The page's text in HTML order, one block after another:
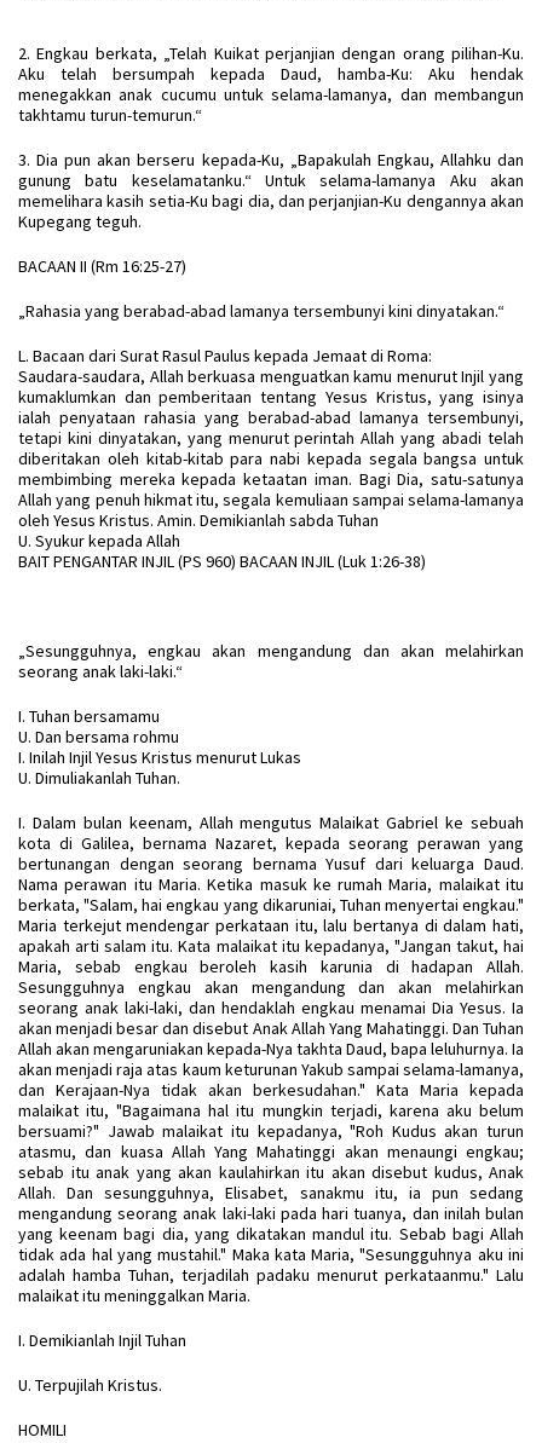
2. Engkau berkata, „Telah Kuikat perjanjian dengan orang pilihan-Ku.
Aku telah bersumpah kepada Daud, hamba-Ku: Aku hendak
menegakkan anak cucumu untuk selama-lamanya, dan membangun
takhtamu turun-temurun.“
3. Dia pun akan berseru kepada-Ku, „Bapakulah Engkau, Allahku dan
gunung batu keselamatanku.“ Untuk selama-lamanya Aku akan
memelihara kasih setia-Ku bagi dia, dan perjanjian-Ku dengannya akan
Kupegang teguh.
BACAAN II (Rm 16:25-27)
„Rahasia yang berabad-abad lamanya tersembunyi kini dinyatakan.“
L. Bacaan dari Surat Rasul Paulus kepada Jemaat di Roma:
Saudara-saudara, Allah berkuasa menguatkan kamu menurut Injil yang
kumaklumkan dan pemberitaan tentang Yesus Kristus, yang isinya
ialah penyataan rahasia yang berabad-abad lamanya tersembunyi,
tetapi kini dinyatakan, yang menurut perintah Allah yang abadi telah
diberitakan oleh kitab-kitab para nabi kepada segala bangsa untuk
membimbing mereka kepada ketaatan iman. Bagi Dia, satu-satunya
Allah yang penuh hikmat itu, segala kemuliaan sampai selama-lamanya
oleh Yesus Kristus. Amin. Demikianlah sabda Tuhan
U. Syukur kepada Allah
BAIT PENGANTAR INJIL (PS 960) BACAAN INJIL (Luk 1:26-38)
„Sesungguhnya, engkau akan mengandung dan akan melahirkan
seorang anak laki-laki.“
I. Tuhan bersamamu
U. Dan bersama rohmu
I. Inilah Injil Yesus Kristus menurut Lukas
U. Dimuliakanlah Tuhan.
I. Dalam bulan keenam, Allah mengutus Malaikat Gabriel ke sebuah
kota di Galilea, bernama Nazaret, kepada seorang perawan yang
bertunangan dengan seorang bernama Yusuf dari keluarga Daud.
Nama perawan itu Maria. Ketika masuk ke rumah Maria, malaikat itu
berkata, "Salam, hai engkau yang dikaruniai, Tuhan menyertai engkau."
Maria terkejut mendengar perkataan itu, lalu bertanya di dalam hati,
apakah arti salam itu. Kata malaikat itu kepadanya, "Jangan takut, hai
Maria, sebab engkau beroleh kasih karunia di hadapan Allah.
Sesungguhnya engkau akan mengandung dan akan melahirkan
seorang anak laki-laki, dan hendaklah engkau menamai Dia Yesus. Ia
akan menjadi besar dan disebut Anak Allah Yang Mahatinggi. Dan Tuhan
Allah akan mengaruniakan kepada-Nya takhta Daud, bapa leluhurnya. Ia
akan menjadi raja atas kaum keturunan Yakub sampai selama-lamanya,
dan Kerajaan-Nya tidak akan berkesudahan." Kata Maria kepada
malaikat itu, "Bagaimana hal itu mungkin terjadi, karena aku belum
bersuami?" Jawab malaikat itu kepadanya, "Roh Kudus akan turun
atasmu, dan kuasa Allah Yang Mahatinggi akan menaungi engkau;
sebab itu anak yang akan kaulahirkan itu akan disebut kudus, Anak
Allah. Dan sesungguhnya, Elisabet, sanakmu itu, ia pun sedang
mengandung seorang anak laki-laki pada hari tuanya, dan inilah bulan
yang keenam bagi dia, yang dikatakan mandul itu. Sebab bagi Allah
tidak ada hal yang mustahil." Maka kata Maria, "Sesungguhnya aku ini
adalah hamba Tuhan, terjadilah padaku menurut perkataanmu." Lalu
malaikat itu meninggalkan Maria.
I. Demikianlah Injil Tuhan
U. Terpujilah Kristus.
HOMILI